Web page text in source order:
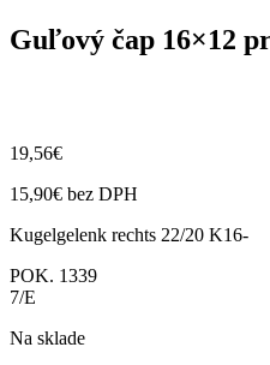
Guľový čap 16×12
19,56€
15,90€ bez DPH
Kugelgelenk rechts 22/20 K16-
POK. 1339
7/E
Na sklade